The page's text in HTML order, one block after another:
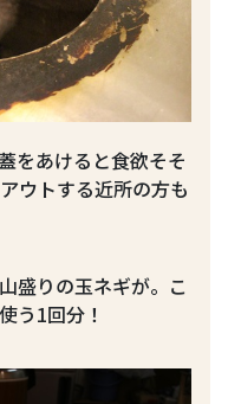
をあけると食欲そそ
ウトする近所の方も
盛りの玉ネギが。こ
う1回分！